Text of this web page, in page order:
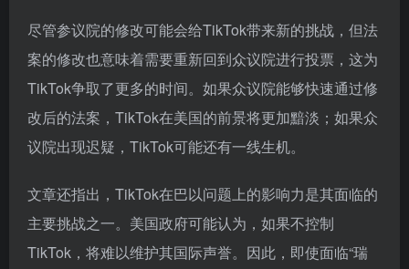
尽管参议院的修改可能会给TikTok带来新的挑战，但法
案的修改也意味着需要重新回到众议院进行投票，这为
TikTok争取了更多的时间。如果众议院能够快速通过修
改后的法案，TikTok在美国的前景将更加黯淡；如果众
议院出现迟疑，TikTok可能还有一线生机。
文章还指出，TikTok在巴以问题上的影响力是其面临的
主要挑战之一。美国政府可能认为，如果不控制
TikTok，将难以维护其国际声誉。因此，即使面临“瑞